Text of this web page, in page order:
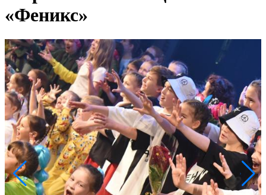
«Феникс»